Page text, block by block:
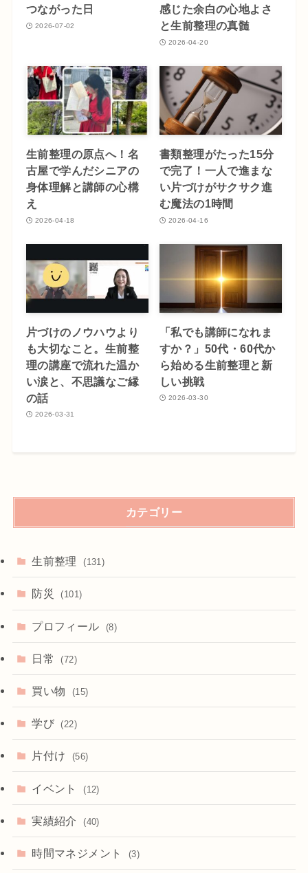
つながった日
2026-07-02
感じた余白の心地よさ
と生前整理の真髄
2026-04-20
生前整理の原点へ！名
古屋で学んだシニアの
身体理解と講師の心構
え
2026-04-18
書類整理がたった15分
で完了！一人で進まな
い片づけがサクサク進
む魔法の1時間
2026-04-16
片づけのノウハウより
も大切なこと。生前整
理の講座で流れた温か
い涙と、不思議なご縁
の話
2026-03-31
「私でも講師になれま
すか？」50代・60代か
ら始める生前整理と新
しい挑戦
2026-03-30
カテゴリー
生前整理 (131)
防災 (101)
プロフィール (8)
日常 (72)
買い物 (15)
学び (22)
片付け (56)
イベント (12)
実績紹介 (40)
時間マネジメント (3)